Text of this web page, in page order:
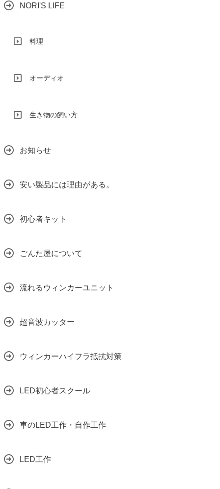
NORI'S LIFE
料理
オーディオ
生き物の飼い方
お知らせ
安い製品には理由がある。
初心者キット
ごんた屋について
流れるウィンカーユニット
超音波カッター
ウィンカーハイフラ抵抗対策
LED初心者スクール
車のLED工作・自作工作
LED工作